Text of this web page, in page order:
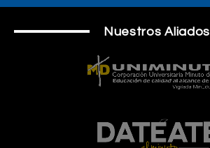
Nuestros Aliados